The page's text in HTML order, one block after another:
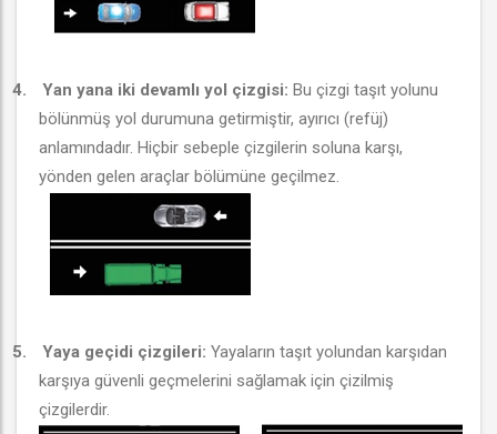
4. Yan yana iki devamlı yol çizgisi: Bu çizgi taşıt yolunu
bölünmüş yol durumuna getirmiştir, ayırıcı (refüj)
anlamındadır. Hiçbir sebeple çizgilerin soluna karşı,
yönden gelen araçlar bölümüne geçilmez.
5. Yaya geçidi çizgileri: Yayaların taşıt yolundan karşıdan
karşıya güvenli geçmelerini sağlamak için çizilmiş
çizgilerdir.